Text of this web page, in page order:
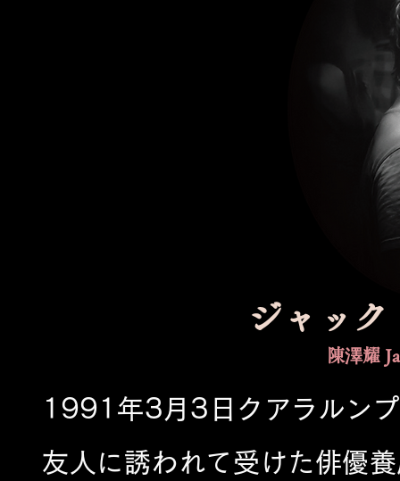
ジャッ
陳澤耀
1991年3月3日クアラルン
友人に誘われて受けた俳優